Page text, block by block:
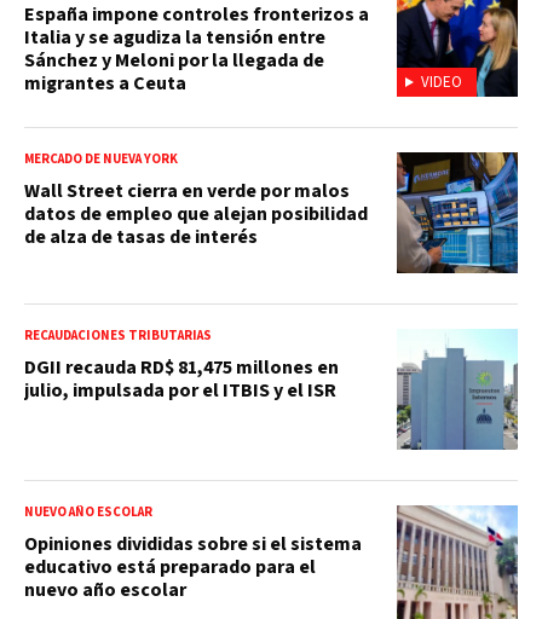
VIDEO
España impone controles fronterizos a
Italia y se agudiza la tensión entre
Sánchez y Meloni por la llegada de
migrantes a Ceuta
MERCADO DE NUEVA YORK
Wall Street cierra en verde por malos
datos de empleo que alejan posibilidad
de alza de tasas de interés
RECAUDACIONES TRIBUTARIAS
DGII recauda RD$ 81,475 millones en
julio, impulsada por el ITBIS y el ISR
NUEVO AÑO ESCOLAR
Opiniones divididas sobre si el sistema
educativo está preparado para el
nuevo año escolar